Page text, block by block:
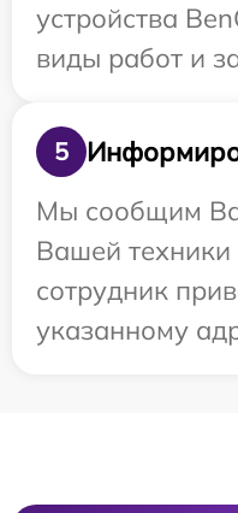
устройства
виды работ и
5
Мы сообщим
Вашей
сотрудник
указанному